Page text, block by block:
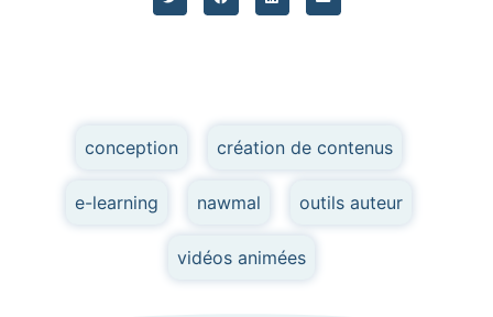
conception création de contenus
e-learning nawmal outils auteur
vidéos animées